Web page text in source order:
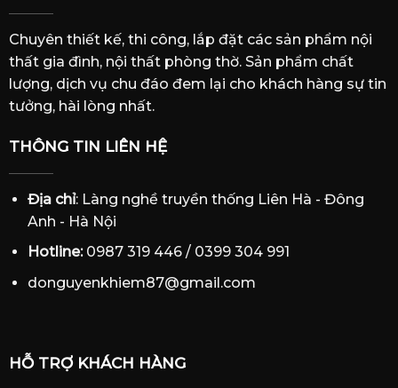
Chuyên thiết kế, thi công, lắp đặt các sản phẩm nội
thất gia đình, nội thất phòng thờ. Sản phẩm chất
lượng, dịch vụ chu đáo đem lại cho khách hàng sự tin
tưởng, hài lòng nhất.
THÔNG TIN LIÊN HỆ
Địa chỉ: Làng nghề truyền thống Liên Hà - Đông
Anh - Hà Nội
Hotline:0987 319 446 / 0399 304 991
donguyenkhiem87@gmail.com
HỖ TRỢ KHÁCH HÀNG